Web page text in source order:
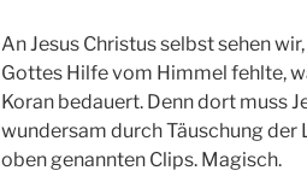
An Jesus Christus selbst sehen
Gottes Hilfe vom Himmel fehlte,
Koran bedauert. Denn dort muss
wundersam durch Täuschung der
oben genannten Clips. Magisch.